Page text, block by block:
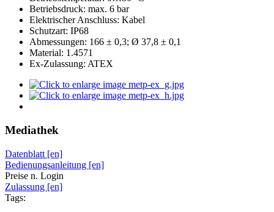
Betriebsdruck: max. 6 bar
Elektrischer Anschluss: Kabel
Schutzart: IP68
Abmessungen: 166 ± 0,3; Ø 37,8 ± 0,1
Material: 1.4571
Ex-Zulassung: ATEX
Mediathek
Datenblatt [en]
Bedienungsanleitung [en]
Preise n. Login
Zulassung [en]
Tags: